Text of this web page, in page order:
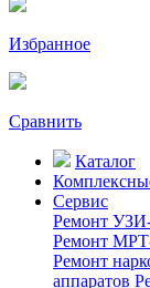
Избранное
Сравнить
Каталог
Сервис
Ремонт
Ремонт
Ремонт
аппаратов